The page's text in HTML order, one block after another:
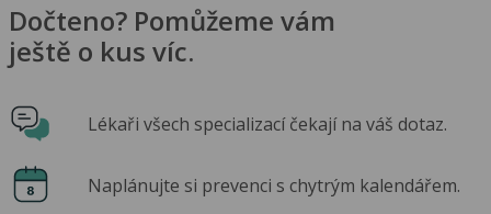
Dočteno? Pomůžeme vám
ještě o kus víc.
Lékaři všech specializací čekají na váš dotaz.
Naplánujte si prevenci s chytrým kalendářem.